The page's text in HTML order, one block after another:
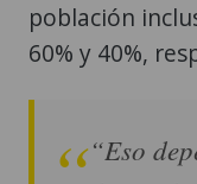
población
60% y 40%,
“Eso